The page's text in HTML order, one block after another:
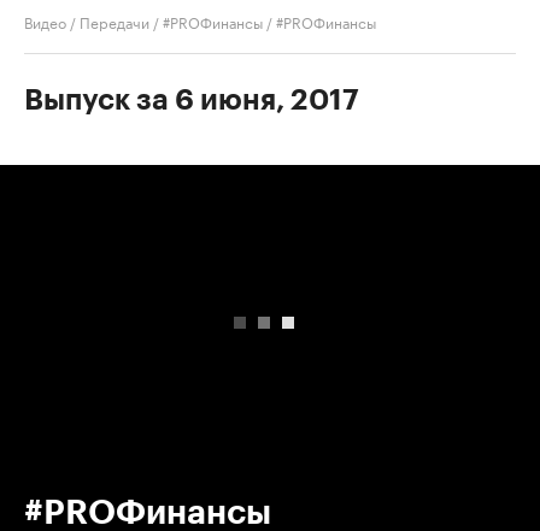
Видео / Передачи /#PROФинансы /#PROФинансы
Выпуск за 6 июня, 2017
#PROФинансы